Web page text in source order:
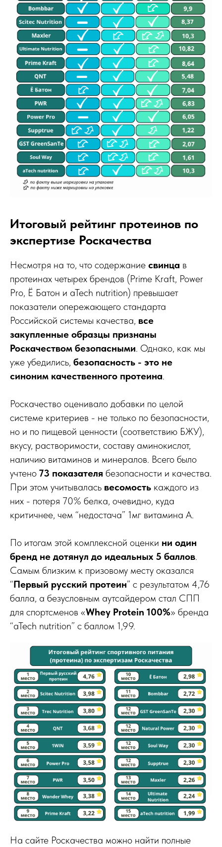
Итоговый рейтинг протеинов по
экспертизе Роскачества
Несмотря на то, что содержание свинца в
протеинах четырех брендов (Prime Kraft, Power
Pro, Ё Батон и aTech nutrition) превышает
показатели опережающего стандарта
Российской системы качества, все
закупленные образцы признаны
Роскачеством безопасными. Однако, как мы
уже убедились, безопасность - это не
синоним качественного протеина.
Роскачество оценивало добавки по целой
системе критериев - не только по безопасности,
но и по пищевой ценности (соответствию БЖУ),
вкусу, растворимости, составу аминокислот,
наличию витаминов и минералов. Всего было
учтено 73 показателя безопасности и качества.
При этом учитывалась весомость каждого из
них - потеря 70% белка, очевидно, куда
критичнее, чем “недостача” 1мг витамина А.
По итогам этой комплексной оценки ни один
бренд не дотянул до идеальных 5 баллов.
Самым близким к призовому месту оказался
“Первый русский протеин” с результатом 4,76
балла, а безусловным аутсайдером стал СПП
для спортсменов «Whey Protein 100%» бренда
“aTech nutrition” с баллом 1,99.
На сайте Роскачества можно найти полные